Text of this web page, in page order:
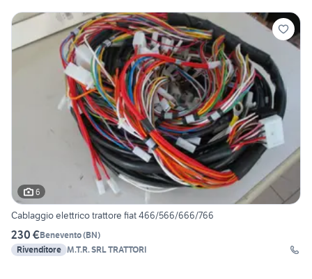
6
Cablaggio elettrico trattore fiat 466/566/666/766
230 €Benevento(BN)
Rivenditore M.T.R. SRL TRATTORI